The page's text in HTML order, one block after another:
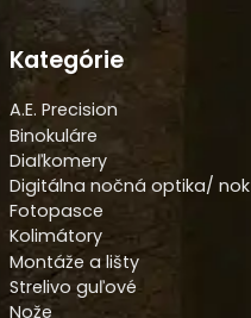
Kategórie
A.E. Precision
Binokuláre
Diaľkomery
Digitálna nočná optika/
Fotopasce
Kolimátory
Montáže a lišty
Strelivo guľové
Nože